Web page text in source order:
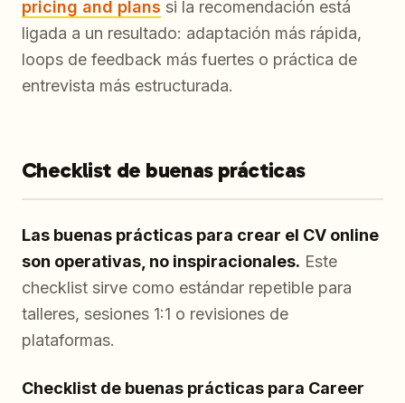
pricing and plans si la recomendación está
ligada a un resultado: adaptación más rápida,
loops de feedback más fuertes o práctica de
entrevista más estructurada.
Checklist de buenas prácticas
Las buenas prácticas para crear el CV online
son operativas, no inspiracionales. Este
checklist sirve como estándar repetible para
talleres, sesiones 1:1 o revisiones de
plataformas.
Checklist de buenas prácticas para Career